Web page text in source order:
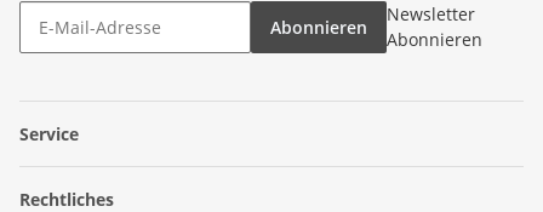
Abonnieren
Newsletter
Abonnieren
Service
Rechtliches